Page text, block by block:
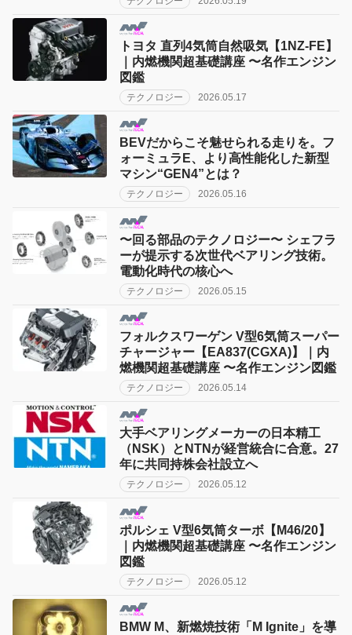
トヨタ 直列4気筒自然吸気【1NZ-FE】
｜内燃機関超基礎講座 〜名作エンジン
図鑑
テクノロジー 2026.05.17
BEVだからこそ魅せられる走りを。フ
ォーミュラE、より高性能化した新型
マシン“GEN4”とは？
テクノロジー 2026.05.16
〜回る部品のテクノロジー〜 シェフラ
ーが提示する次世代ベアリング技術。
電動化時代の核心へ
テクノロジー 2026.05.15
フォルクスワーゲン V型6気筒スーパー
チャージャー【EA837(CGXA)】｜内
燃機関超基礎講座 〜名作エンジン図鑑
テクノロジー 2026.05.14
大手ベアリングメーカーの日本精工
（NSK）とNTNが経営統合に合意。27
年に共同持株会社設立へ
テクノロジー 2026.05.12
ポルシェ V型6気筒ターボ【M46/20】
｜内燃機関超基礎講座 〜名作エンジン
図鑑
テクノロジー 2026.05.12
BMW M、新燃焼技術「M Ignite」を導